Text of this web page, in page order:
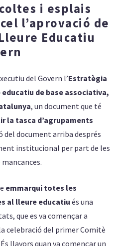
i esplais
l’aprovació de
Educatiu
del Govern l’Estratègia
de base associativa,
, un document que té
la tasca d’agrupaments
del document arriba després
institucional per part de les
emmarqui totes les
al lleure educatiués una
que es va començar a
celebració del primer Comitè
llavors quan va començar un